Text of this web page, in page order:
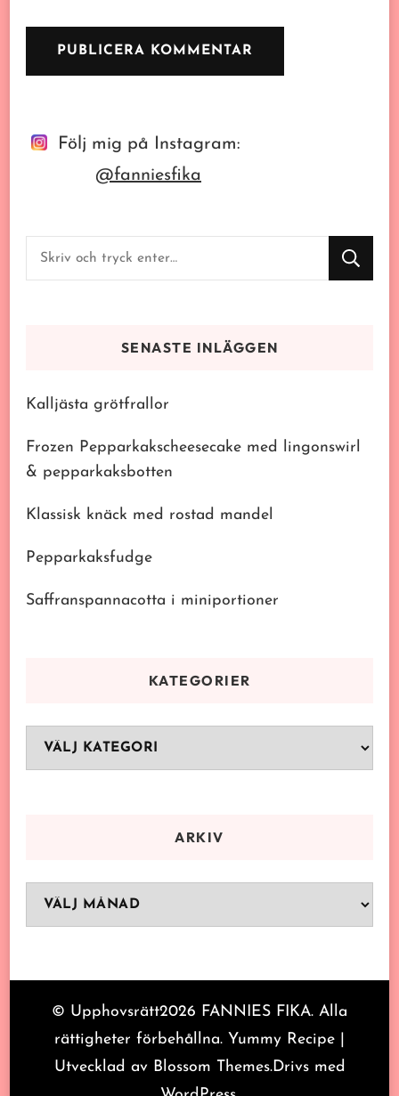
Följ mig på Instagram:
@fanniesfika
Letar
du
SENASTE INLÄGGEN
Kalljästa grötfrallor
Frozen Pepparkakscheesecake med lingonswirl
& pepparkaksbotten
Klassisk knäck med rostad mandel
Pepparkaksfudge
Saffranspannacotta i miniportioner
KATEGORIER
Kategorier
ARKIV
Arkiv
© Upphovsrätt2026 FANNIES FIKA. Alla
rättigheter förbehållna. Yummy Recipe |
Utvecklad av Blossom Themes.Drivs med